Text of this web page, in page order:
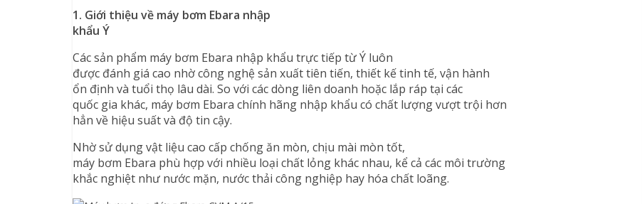
1. Giới thiệu về máy bơm Ebara nhập
khẩu Ý
Các sản phẩm máy bơm Ebara nhập khẩu trực tiếp từ Ý luôn
được đánh giá cao nhờ công nghệ sản xuất tiên tiến, thiết kế tinh tế, vận hành
ổn định và tuổi thọ lâu dài. So với các dòng liên doanh hoặc lắp ráp tại các
quốc gia khác, máy bơm Ebara chính hãng nhập khẩu có chất lượng vượt trội hơn
hẳn về hiệu suất và độ tin cậy.
Nhờ sử dụng vật liệu cao cấp chống ăn mòn, chịu mài mòn tốt,
máy bơm Ebara phù hợp với nhiều loại chất lỏng khác nhau, kể cả các môi trường
khắc nghiệt như nước mặn, nước thải công nghiệp hay hóa chất loãng.